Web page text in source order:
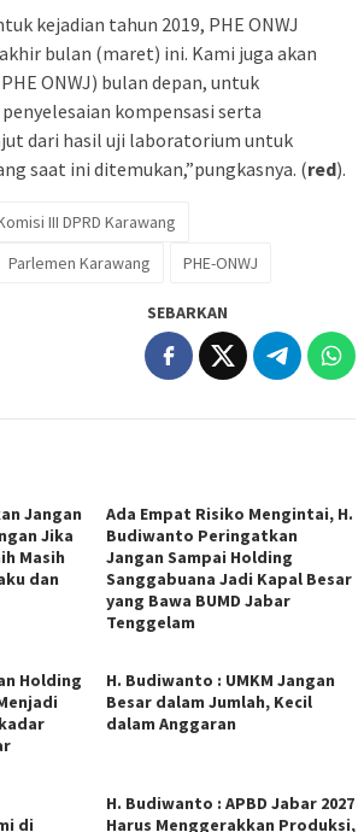
kejadian tahun 2019, PHE ONWJ
bulan (maret) ini. Kami juga akan
ONWJ) bulan depan, untuk
kompensasi serta
dari hasil uji laboratorium untuk
saat ini ditemukan,”pungkasnya. (red).
III DPRD Karawang
Parlemen Karawang PHE-ONWJ
SEBARKAN
Jangan
Jika
Masih
dan
Ada Empat Risiko Mengintai, H.
Budiwanto Peringatkan
Jangan Sampai Holding
Sanggabuana Jadi Kapal Besar
yang Bawa BUMD Jabar
Tenggelam
Holding
H. Budiwanto : UMKM Jangan
Besar dalam Jumlah, Kecil
dalam Anggaran
di
H. Budiwanto : APBD Jabar 2027
Harus Menggerakkan Produksi,